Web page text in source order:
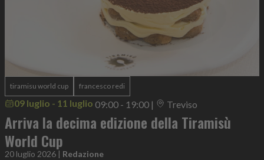
tiramisu world cup francesco redi
09 luglio - 11 luglio 09:00 - 19:00 | Treviso
Arriva la decima edizione della Tiramisù
World Cup
20 luglio 2026 | Redazione